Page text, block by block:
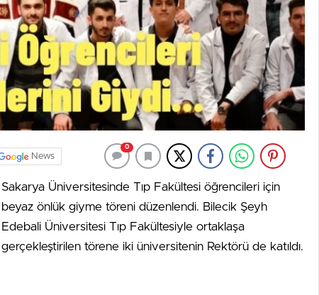
News
0
Sakarya Üniversitesinde Tıp Fakültesi öğrencileri için
beyaz önlük giyme töreni düzenlendi. Bilecik Şeyh
Edebali Üniversitesi Tıp Fakültesiyle ortaklaşa
gerçekleştirilen törene iki üniversitenin Rektörü de katıldı.